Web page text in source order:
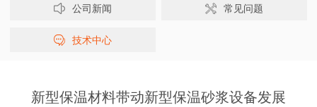
公司新闻 常见问题
技术中心
新型保温材料带动新型保温砂浆设备发展